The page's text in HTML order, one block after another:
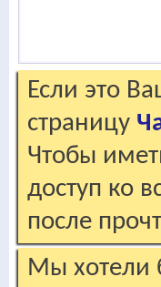
Если это
страницу
Чтобы
доступ ко
после
Мы хотели